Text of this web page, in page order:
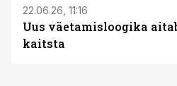
22.06.26, 11:16
Uus väetamisloogika
kaitsta